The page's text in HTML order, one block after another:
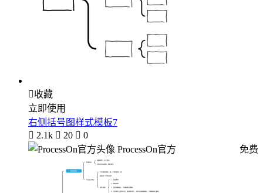
收藏
立即使用
右侧括号图样式模板7
 2.1k  20  0
ProcessOn官方
免费